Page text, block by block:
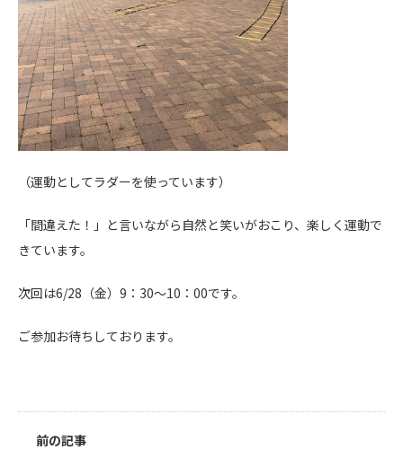
（運動としてラダーを使っています）
「間違えた！」と言いながら自然と笑いがおこり、楽しく運動で
きています。
次回は6/28（金）9：30～10：00です。
ご参加お待ちしております。
前の記事